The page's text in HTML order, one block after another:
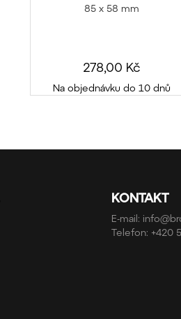
85 x 58 mm
278,00 Kč
Na objednávku do 10 dnů
KONTAKT
E-mail:
Telefon: +420